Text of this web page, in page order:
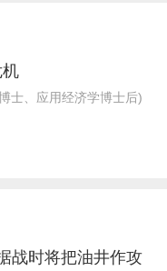
士、应用经济学博士后)
战时将把油井作攻